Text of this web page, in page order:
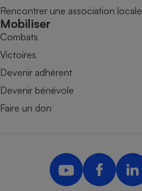
Rencontrer une association locale
Mobiliser
Combats
Victoires
Devenir adhérent
Devenir bénévole
Faire un don